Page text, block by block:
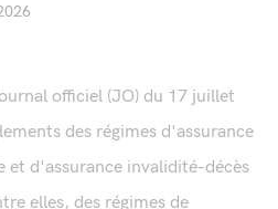
officiel (JO) du 17 juillet
des régimes d'assurance
et d'assurance invalidité-décès
elles, des régimes de